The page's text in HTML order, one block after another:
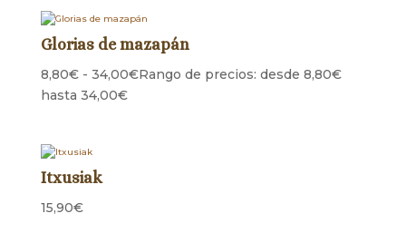
Glorias de mazapán
8,80€ - 34,00€Rango de precios: desde 8,80€
hasta 34,00€
Itxusiak
15,90€